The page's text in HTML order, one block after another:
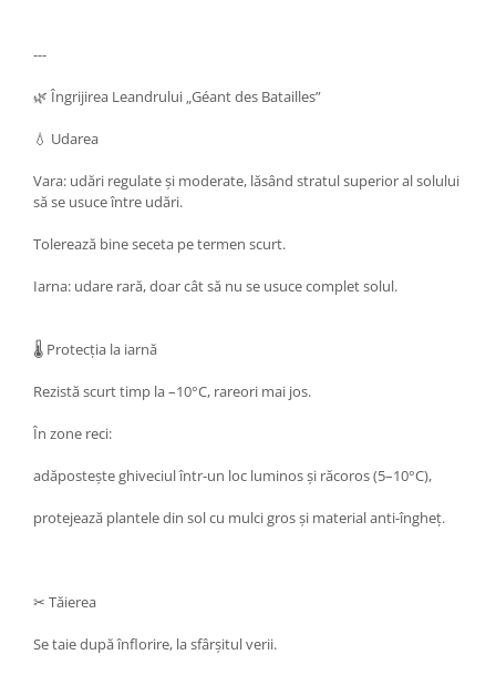
---
🌿 Îngrijirea Leandrului „Géant des Batailles”
💧 Udarea
Vara: udări regulate și moderate, lăsând stratul superior al solului
să se usuce între udări.
Tolerează bine seceta pe termen scurt.
Iarna: udare rară, doar cât să nu se usuce complet solul.
🌡 Protecția la iarnă
Rezistă scurt timp la –10°C, rareori mai jos.
În zone reci:
adăpostește ghiveciul într-un loc luminos și răcoros (5–10°C),
protejează plantele din sol cu mulci gros și material anti-îngheț.
✂ Tăierea
Se taie după înflorire, la sfârșitul verii.